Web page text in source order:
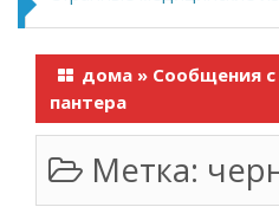
дома » Сообщения с
пантера
Метка: